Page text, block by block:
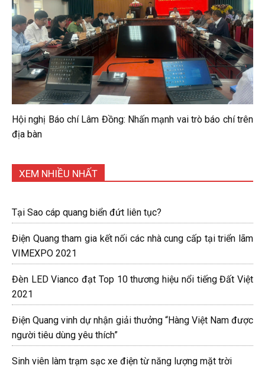
Hội nghị Báo chí Lâm Đồng: Nhấn mạnh vai trò báo chí trên
địa bàn
XEM NHIỀU NHẤT
Tại Sao cáp quang biển đứt liên tục?
Điện Quang tham gia kết nối các nhà cung cấp tại triển lãm
VIMEXPO 2021
Đèn LED Vianco đạt Top 10 thương hiệu nổi tiếng Đất Việt
2021
Điện Quang vinh dự nhận giải thưởng “Hàng Việt Nam được
người tiêu dùng yêu thích”
Sinh viên làm trạm sạc xe điện từ năng lượng mặt trời